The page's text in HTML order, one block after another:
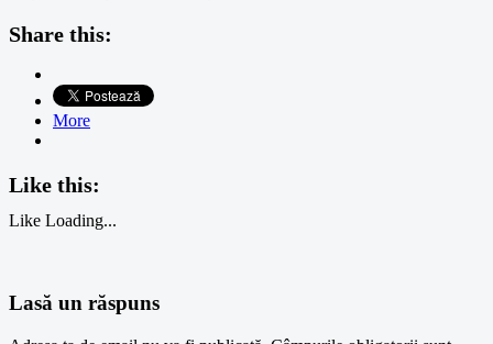
Share this:
More
Like this:
Like Loading...
Lasă un răspuns